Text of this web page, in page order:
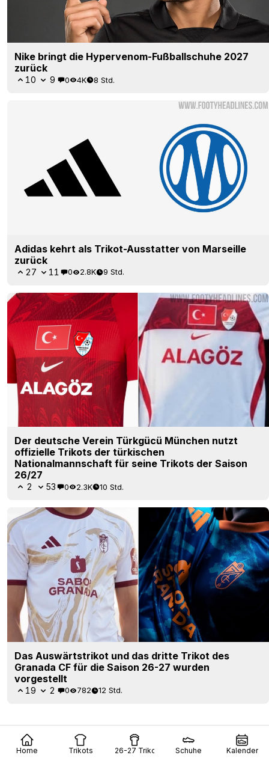
Home Trikots 26-27 Trikots Schuhe Kalender
Nike bringt die Hypervenom-Fußballschuhe 2027
0 4K 8 Std.
Adidas kehrt als Trikot-Ausstatter von Marseille
Der deutsche Verein Türkgücü München nutzt
offizielle Trikots der türkischen
Nationalmannschaft für seine Trikots der Saison
26/27
2 53 0 2.3K 10 Std.
Das Auswärtstrikot und das dritte Trikot des
Granada CF für die Saison 26-27 wurden
vorgestellt
19 2 0 782 12 Std.